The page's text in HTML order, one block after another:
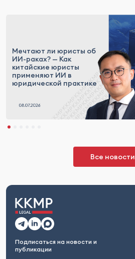
Мечтают ли юристы об
ИИ-раках? — Как
китайские юристы
применяют ИИ в
юридической практике
Все новости
Подписаться на новости и
публикации